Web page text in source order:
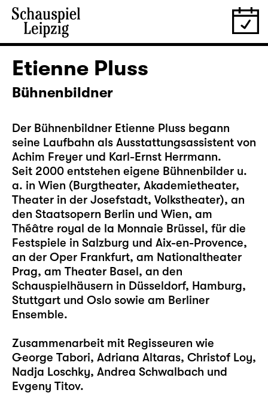
Etienne Pluss
Bühnenbildner
Der Bühnenbildner Etienne Pluss begann
seine Laufbahn als Ausstattungsassistent von
Achim Freyer und Karl-Ernst Herrmann.
Seit 2000 entstehen eigene Bühnenbilder u.
a. in Wien (Burgtheater, Akademietheater,
Theater in der Josefstadt, Volkstheater), an
den Staatsopern Berlin und Wien, am
Théâtre royal de la Monnaie Brüssel, für die
Festspiele in Salzburg und Aix-en-Provence,
an der Oper Frankfurt, am Nationaltheater
Prag, am Theater Basel, an den
Schauspielhäusern in Düsseldorf, Hamburg,
Stuttgart und Oslo sowie am Berliner
Ensemble.
Zusammenarbeit mit Regisseuren wie
George Tabori, Adriana Altaras, Christof Loy,
Nadja Loschky, Andrea Schwalbach und
Evgeny Titov.